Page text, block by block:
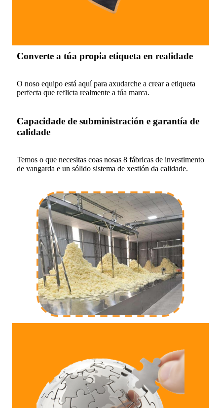
Converte a túa propia etiqueta en realidade
O noso equipo está aquí para axudarche a crear a etiqueta
perfecta que reflicta realmente a túa marca.
Capacidade de subministración e garantía de
calidade
Temos o que necesitas coas nosas 8 fábricas de investimento
de vangarda e un sólido sistema de xestión da calidade.